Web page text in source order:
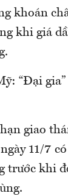
khoán
khi giá
“Đại
giao
11/7
trước khi